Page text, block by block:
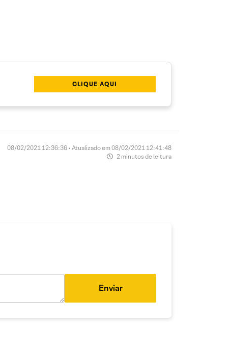
CLIQUE AQUI
08/02/2021 12:36:36 • Atualizado em 08/02/2021 12:41:48
2 minutos de leitura
Enviar